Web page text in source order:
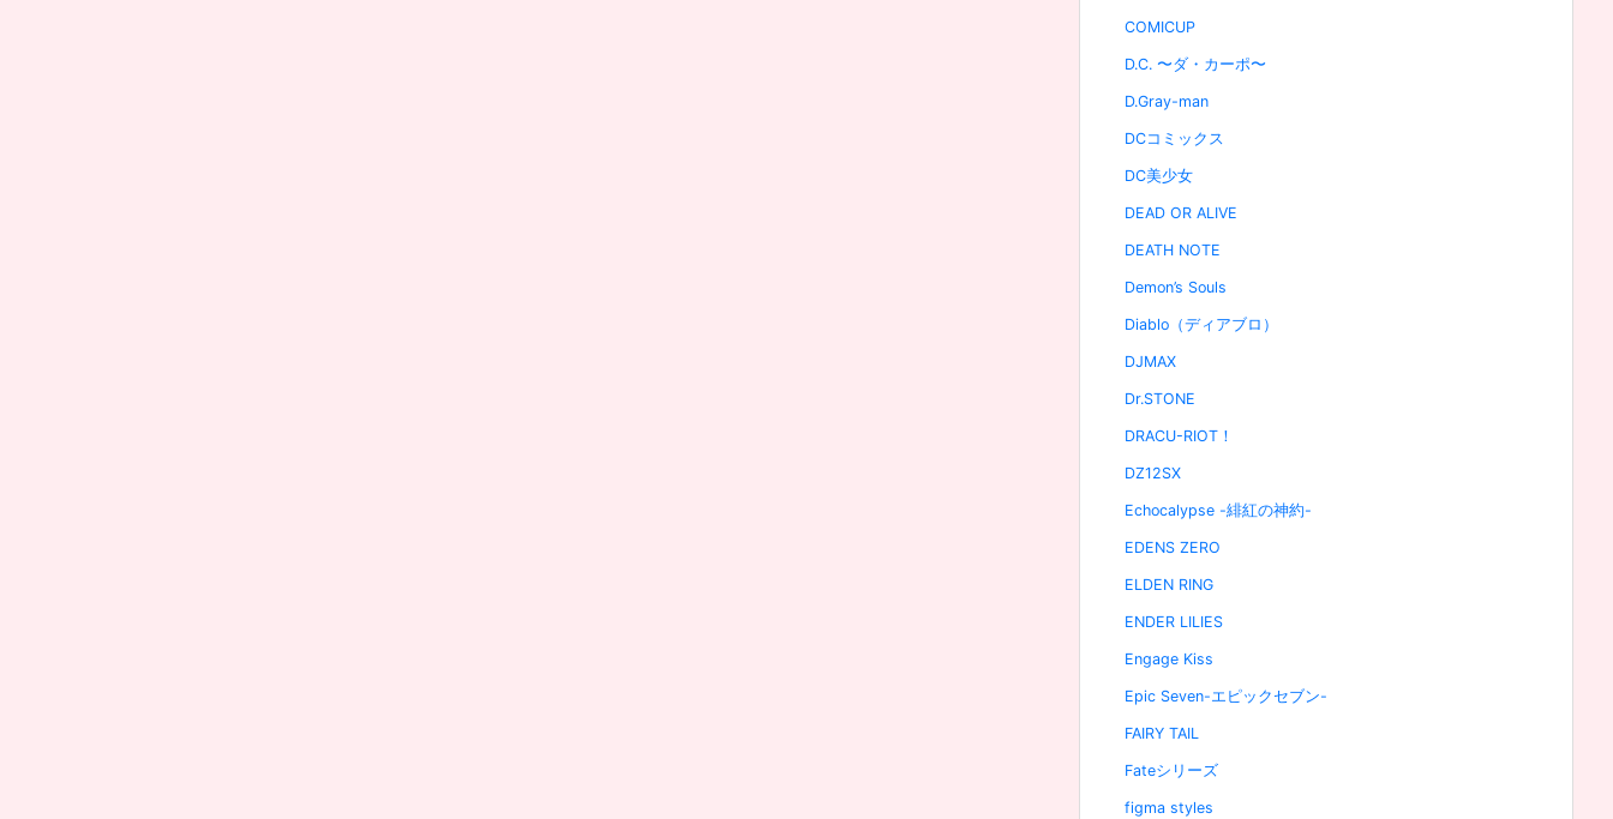
COMICUP
D.C. 〜ダ・カーポ〜
D.Gray-man
DCコミックス
DC美少女
DEAD OR ALIVE
DEATH NOTE
Demon’s Souls
Diablo（ディアブロ）
DJMAX
Dr.STONE
DRACU-RIOT！
DZ12SX
Echocalypse -緋紅の神約-
EDENS ZERO
ELDEN RING
ENDER LILIES
Engage Kiss
Epic Seven-エピックセブン-
FAIRY TAIL
Fateシリーズ
figma styles